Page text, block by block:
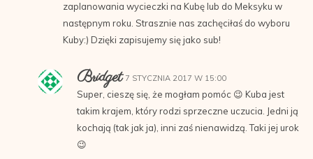
zaplanowania wycieczki na Kubę lub do Meksyku w
następnym roku. Strasznie nas zachęciłaś do wyboru
Kuby:) Dzięki zapisujemy się jako sub!
Bridget 7 STYCZNIA 2017 W 15:00
Super, cieszę się, że mogłam pomóc 😉 Kuba jest
takim krajem, który rodzi sprzeczne uczucia. Jedni ją
kochają (tak jak ja), inni zaś nienawidzą. Taki jej urok
😉